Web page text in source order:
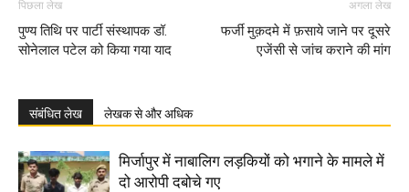
पिछला लेख
पुण्य तिथि पर पार्टी संस्थापक डॉ.
सोनेलाल पटेल को किया गया याद
अगला लेख
फर्जी मुक़दमे में फ़साये जाने पर दूसरे
एजेंसी से जांच कराने की मांग
संबंधित लेख लेखक से और अधिक
मिर्जापुर में नाबालिग लड़कियों को भगाने के मामले में
दो आरोपी दबोचे गए